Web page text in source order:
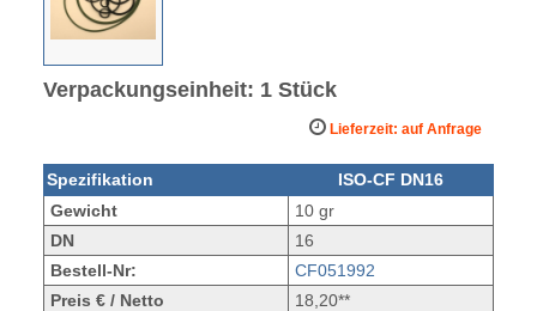
Verpackungseinheit: 1 Stück
Lieferzeit: auf Anfrage
Spezifikation
ISO-CF DN16
Gewicht
10 gr
DN
16
Bestell-Nr:
CF051992
Preis € / Netto
18,20**